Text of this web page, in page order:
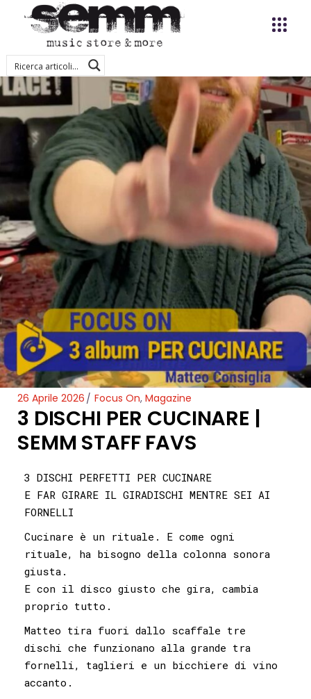
26 Aprile 2026 Focus On, Magazine
3 DISCHI PER CUCINARE |
SEMM STAFF FAVS
3 DISCHI PERFETTI PER CUCINARE
E FAR GIRARE IL GIRADISCHI MENTRE SEI AI
FORNELLI
Cucinare è un rituale. E come ogni
rituale, ha bisogno della colonna sonora
giusta.
E con il disco giusto che gira, cambia
proprio tutto.
Matteo tira fuori dallo scaffale tre
dischi che funzionano alla grande tra
fornelli, taglieri e un bicchiere di vino
accanto.